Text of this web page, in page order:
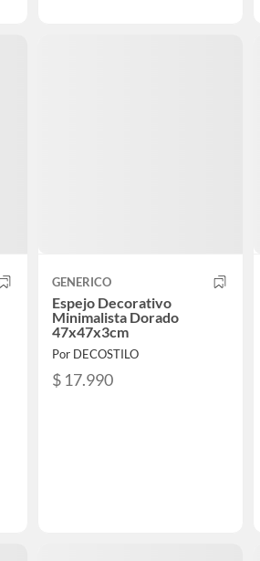
GENERICO
Espejo Decorativo
Minimalista Dorado
47x47x3cm
Por DECOSTILO
$ 17.990